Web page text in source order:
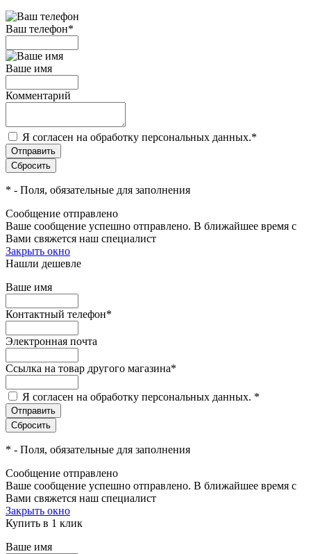
Ваш телефон*
Ваше имя
Комментарий
Я согласен на обработку персональных данных.*
* - Поля, обязательные для заполнения
Сообщение отправлено
Ваше сообщение успешно отправлено. В ближайшее время с
Вами свяжется наш специалист
Закрыть окно
Нашли дешевле
Ваше имя
Контактный телефон*
Электронная почта
Ссылка на товар другого магазина*
Я согласен на обработку персональных данных. *
* - Поля, обязательные для заполнения
Сообщение отправлено
Ваше сообщение успешно отправлено. В ближайшее время с
Вами свяжется наш специалист
Закрыть окно
Купить в 1 клик
Ваше имя